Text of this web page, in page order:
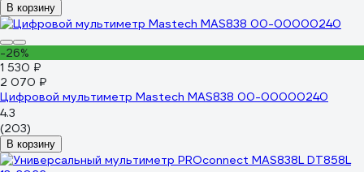
В корзину
-26%
1 530 ₽
2 070 ₽
Цифровой мультиметр Mastech MAS838 00-00000240
4.3
(203)
В корзину